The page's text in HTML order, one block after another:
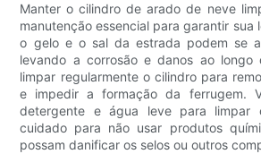
Manter o cilindro de arado de neve
manutenção essencial para garantir sua
o gelo e o sal da estrada podem se
levando a corrosão e danos ao longo
limpar regularmente o cilindro para
e impedir a formação da ferrugem.
detergente e água leve para limpar
cuidado para não usar produtos
possam danificar os selos ou outros